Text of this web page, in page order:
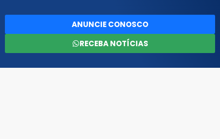
ANUNCIE CONOSCO
RECEBA NOTÍCIAS